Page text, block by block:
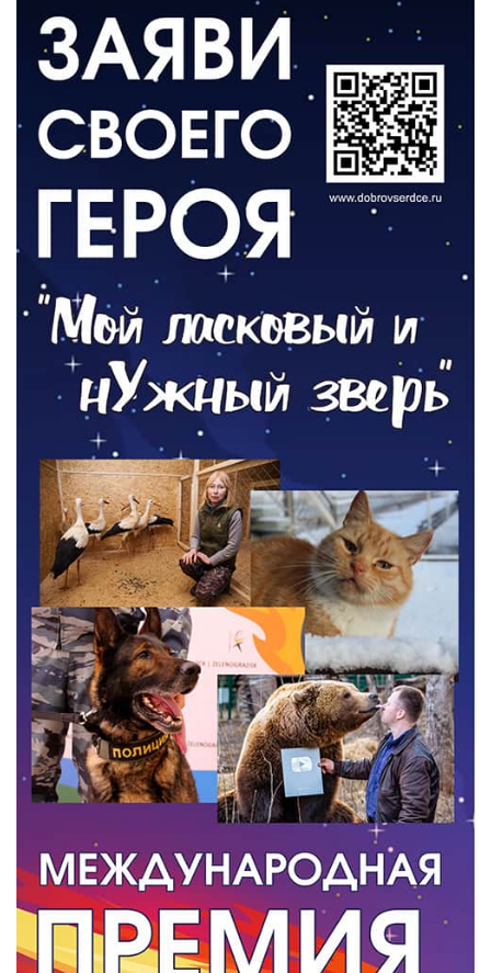
ВЛАСТЬ
День памяти и «Симфония народов»
06.08.2026
Новый настил на экотропе
05.08.2026